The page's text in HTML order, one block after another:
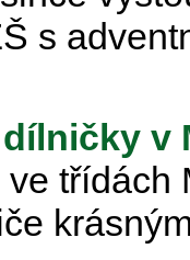
s
v
ve třídách